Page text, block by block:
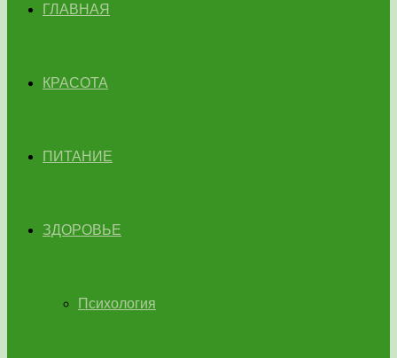
ГЛАВНАЯ
КРАСОТА
ПИТАНИЕ
ЗДОРОВЬЕ
Психология